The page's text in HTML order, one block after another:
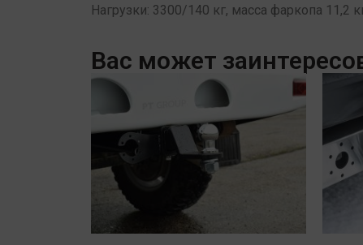
Нагрузки: 3300/140 кг, масса фаркопа 11,2
Вас может